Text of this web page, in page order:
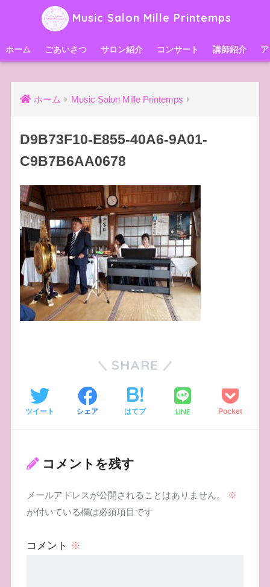
Music Salon Mille Printemps
ホーム ごあいさつ サロン紹介 コンサート 講師紹介
ホーム Music Salon Mille Printemps
D9B73F10-E855-40A6-9A01-
C9B7B6AA0678
SHARE
ツイート シェア はてブ LINE Pocket
コメントを残す
メールアドレスが公開されることはありません。
※
が付いている欄は必須項目です
コメント ※